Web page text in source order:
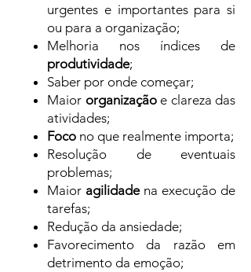
urgentes e importantes para si
ou para a organização;
Melhoria nos índices de
produtividade;
Saber por onde começar;
Maior organização e clareza das
atividades;
Foco no que realmente importa;
Resolução de eventuais
problemas;
Maior agilidade na execução de
tarefas;
Redução da ansiedade;
Favorecimento da razão em
detrimento da emoção;